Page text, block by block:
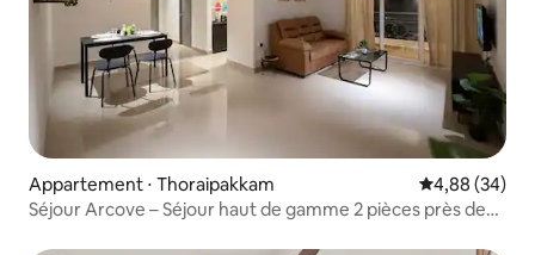
Appartement ⋅ Thoraipakkam Évaluation
4,88 (34)
Séjour Arcove – Séjour haut de gamme 2 pièces près de